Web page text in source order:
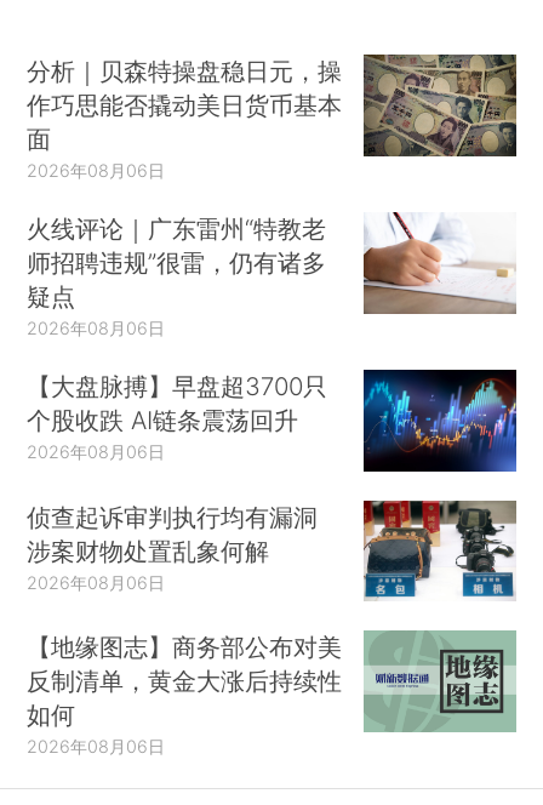
分析｜贝森特操盘稳日元，操
作巧思能否撬动美日货币基本
面
2026年08月06日
火线评论｜广东雷州“特教老
师招聘违规”很雷，仍有诸多
疑点
2026年08月06日
【大盘脉搏】早盘超3700只
个股收跌 AI链条震荡回升
2026年08月06日
侦查起诉审判执行均有漏洞
涉案财物处置乱象何解
2026年08月06日
【地缘图志】商务部公布对美
反制清单，黄金大涨后持续性
如何
2026年08月06日